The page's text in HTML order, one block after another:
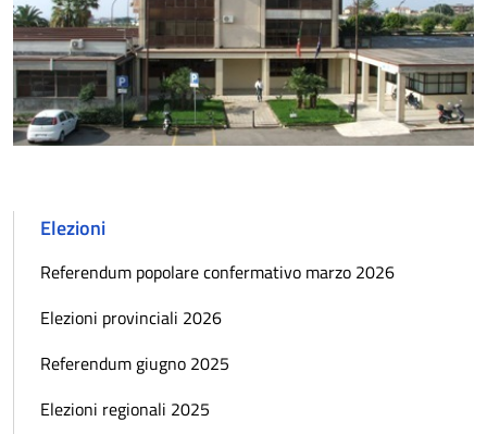
Elezioni
Referendum popolare confermativo marzo 2026
Elezioni provinciali 2026
Referendum giugno 2025
Elezioni regionali 2025